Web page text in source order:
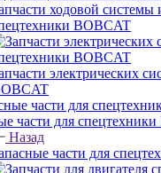
ходовой системы
BOBCAT
электрических
части для
Назад
части для